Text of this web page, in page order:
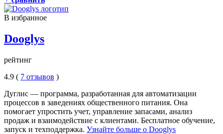
В избранное
Dooglys
рейтинг
4.9 ( 7 отзывов )
Дуглис — программа, разработанная для автоматизации
процессов в заведениях общественного питания. Она
помогает упростить учет, управление запасами, анализ
продаж и взаимодействие с клиентами. Бесплатное обучение,
запуск и техподдержка. Узнайте больше о Dooglys